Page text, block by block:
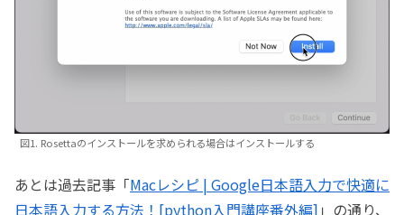
図1. Rosettaのインストールを求められる場合はインストールする
あとは過去記事「Macレシピ | Google日本語入力で快適に
日本語入力する方法！[python入門講座番外編] 」の通り、